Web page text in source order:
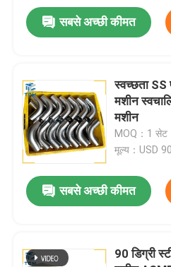
सबसे अच्छी कीमत
स्वच्छता SS
मशीन
मशीन
MOQ：1 सेट
मूल्य：USD
सबसे अच्छी कीमत
90 डिग्री